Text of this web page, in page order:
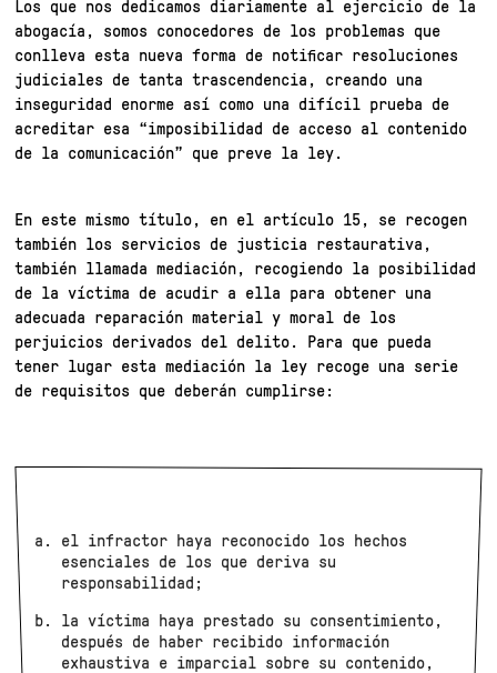
Los que nos dedicamos diariamente al ejercicio de la
abogacía, somos conocedores de los problemas que
conlleva esta nueva forma de notificar resoluciones
judiciales de tanta trascendencia, creando una
inseguridad enorme así como una difícil prueba de
acreditar esa “imposibilidad de acceso al contenido
de la comunicación” que preve la ley.
En este mismo título, en el artículo 15, se recogen
también los servicios de justicia restaurativa,
también llamada mediación, recogiendo la posibilidad
de la víctima de acudir a ella para obtener una
adecuada reparación material y moral de los
perjuicios derivados del delito. Para que pueda
tener lugar esta mediación la ley recoge una serie
de requisitos que deberán cumplirse:
el infractor haya reconocido los hechos
esenciales de los que deriva su
responsabilidad;
la víctima haya prestado su consentimiento,
después de haber recibido información
exhaustiva e imparcial sobre su contenido,